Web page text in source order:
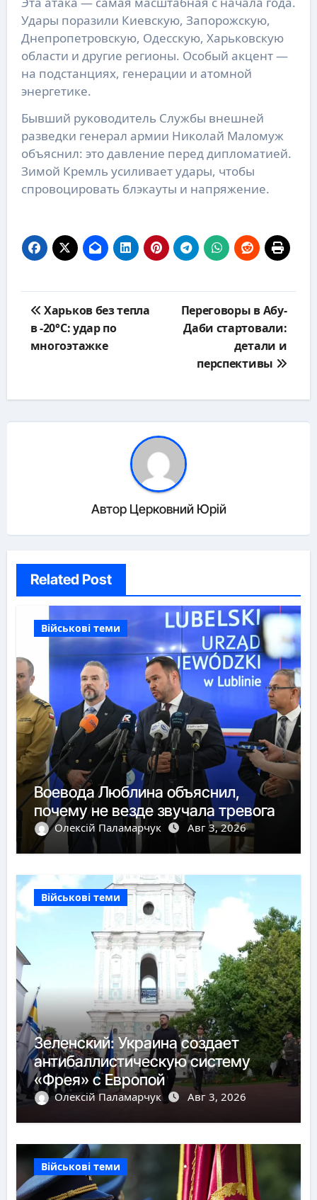
Удары поразили Киевскую, Запорожскую,
Днепропетровскую, Одесскую, Харьковскую
области и другие регионы. Особый акцент —
на подстанциях, генерации и атомной
энергетике.
Бывший руководитель Службы внешней
разведки генерал армии Николай Маломуж
объяснил: это давление перед дипломатией.
Зимой Кремль усиливает удары, чтобы
спровоцировать блэкауты и напряжение.
по
записям
Харьков без тепла
в -20°C: удар по
многоэтажке
Переговоры в Абу-
Даби стартовали:
детали и
перспективы
Автор Церковний Юрій
Related Post
Військові теми
Воевода Люблина объяснил,
почему не везде звучала тревога
Олексій Паламарчук Авг 3, 2026
Військові теми
Зеленский: Украина создает
антибаллистическую систему
«Фрея» с Европой
Олексій Паламарчук Авг 3, 2026
Військові теми